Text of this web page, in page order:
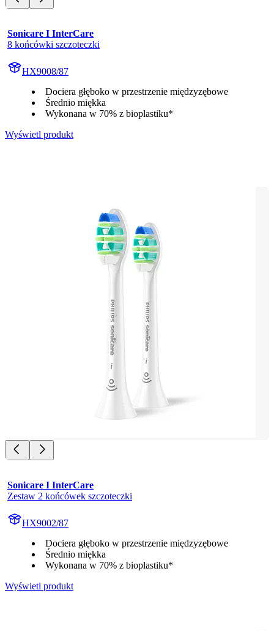
Sonicare I InterCare
8 końcówki szczoteczki
HX9008/87
Dociera głęboko w przestrzenie międzyzębowe
Średnio miękka
Wykonana w 70% z bioplastiku*
Wyświetl produkt
Sonicare I InterCare
Zestaw 2 końcówek szczoteczki
HX9002/87
Dociera głęboko w przestrzenie międzyzębowe
Średnio miękka
Wykonana w 70% z bioplastiku*
Wyświetl produkt